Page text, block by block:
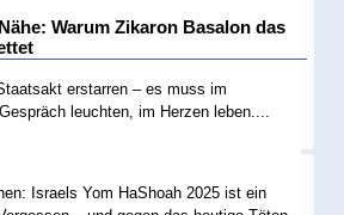
Warum Zikaron Basalon das
erstarren – es muss im
leuchten, im Herzen leben....